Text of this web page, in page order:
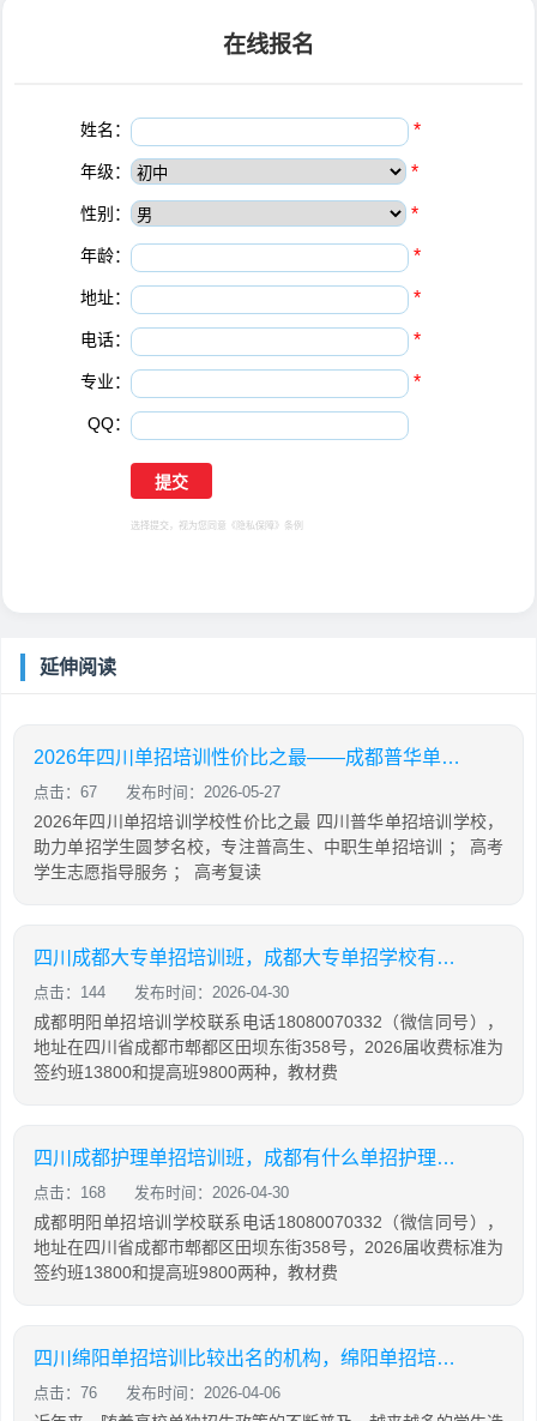
在线报名
姓名： *
年级： *
性别： *
年龄： *
地址： *
电话： *
专业： *
QQ：
选择提交，视为您同意 《隐私保障》 条例
延伸阅读
2026年四川单招培训性价比之最——成都普华单招培训学校
点击：67 发布时间：2026-05-27
2026年四川单招培训学校性价比之最 四川普华单招培训学校，
助力单招学生圆梦名校，专注普高生、中职生单招培训 ； 高考
学生志愿指导服务 ； 高考复读
四川成都大专单招培训班，成都大专单招学校有哪些收分比较低
点击：144 发布时间：2026-04-30
成都明阳单招培训学校联系电话18080070332（微信同号），
地址在四川省成都市郫都区田坝东街358号，2026届收费标准为
签约班13800和提高班9800两种，教材费
四川成都护理单招培训班，成都有什么单招护理学校比较好
点击：168 发布时间：2026-04-30
成都明阳单招培训学校联系电话18080070332（微信同号），
地址在四川省成都市郫都区田坝东街358号，2026届收费标准为
签约班13800和提高班9800两种，教材费
四川绵阳单招培训比较出名的机构，绵阳单招培训学校有哪些
点击：76 发布时间：2026-04-06